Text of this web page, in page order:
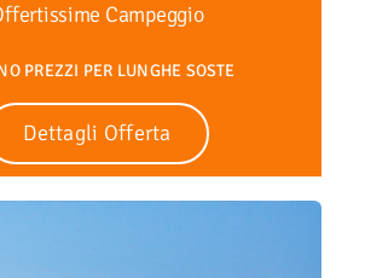
Campeggio
PREZZI PER LUNGHE SOSTE
Dettagli Offerta